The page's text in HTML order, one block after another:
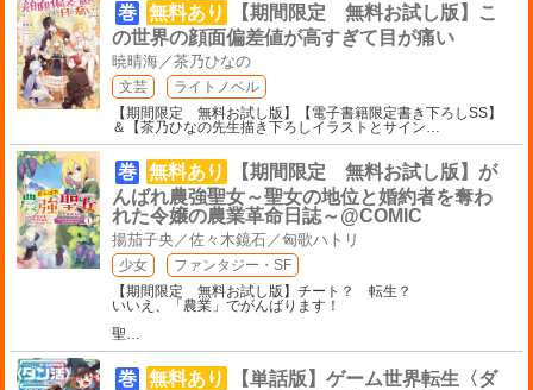
巻 無料あり
【期間限定 無料お試し版】こ
の世界の顔面偏差値が高すぎて目が痛い
暁晴海／茶乃ひなの
文芸
ライトノベル
【期間限定 無料お試し版】【電子書籍限定書き下ろしSS】
＆【茶乃ひなの先生描き下ろしイラストとサイン
巻 無料あり
【期間限定 無料お試し版】が
んばれ農強聖女～聖女の地位と婚約者を奪わ
れた令嬢の農業革命日誌～@COMIC
揚茄子央／佐々木鏡石／匈歌ハトリ
少女
ファンタジー・SF
【期間限定 無料お試し版】チート？ 転生？
いいえ、「農業」でがんばります！
聖
巻 無料あり
【単話版】ゲーム世界転生〈ダ